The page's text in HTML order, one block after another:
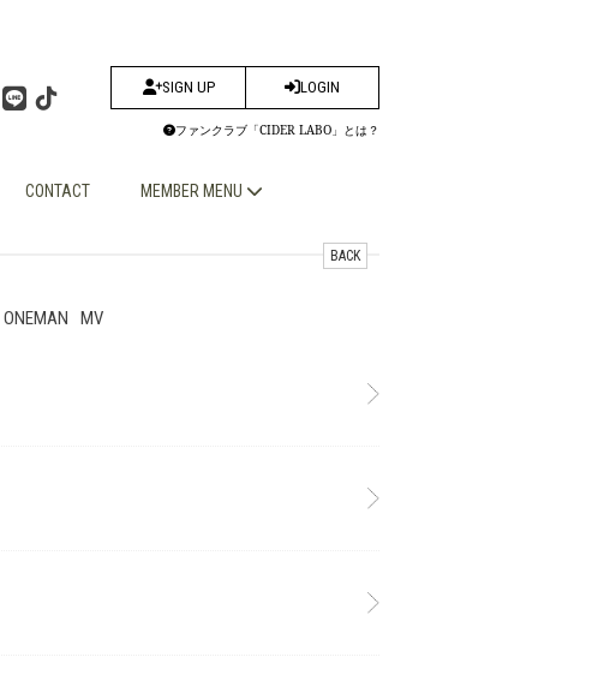
SIGN UP LOGIN
ファンクラブ「CIDER LABO」とは？
CONTACT MEMBER MENU
BACK
ONEMAN MV